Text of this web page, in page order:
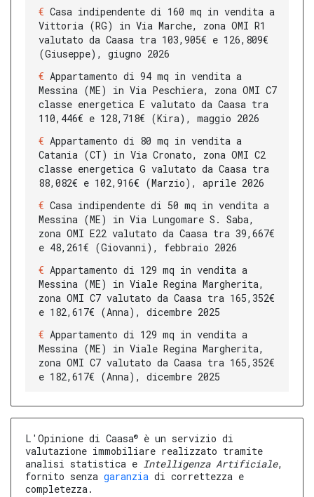
Casa indipendente di 160 mq in vendita a
Vittoria (RG) in Via Marche, zona OMI R1
valutato da Caasa tra 103,905€ e 126,809€
(Giuseppe), giugno 2026
Appartamento di 94 mq in vendita a
Messina (ME) in Via Peschiera, zona OMI C7
classe energetica E valutato da Caasa tra
110,446€ e 128,718€ (Kira), maggio 2026
Appartamento di 80 mq in vendita a
Catania (CT) in Via Cronato, zona OMI C2
classe energetica G valutato da Caasa tra
88,082€ e 102,916€ (Marzio), aprile 2026
Casa indipendente di 50 mq in vendita a
Messina (ME) in Via Lungomare S. Saba,
zona OMI E22 valutato da Caasa tra 39,667€
e 48,261€ (Giovanni), febbraio 2026
Appartamento di 129 mq in vendita a
Messina (ME) in Viale Regina Margherita,
zona OMI C7 valutato da Caasa tra 165,352€
e 182,617€ (Anna), dicembre 2025
Appartamento di 129 mq in vendita a
Messina (ME) in Viale Regina Margherita,
zona OMI C7 valutato da Caasa tra 165,352€
e 182,617€ (Anna), dicembre 2025
L'Opinione di Caasa®
è un servizio di
valutazione immobiliare realizzato tramite
analisi statistica e Intelligenza Artificiale,
fornito senza garanzia di correttezza e
completezza.